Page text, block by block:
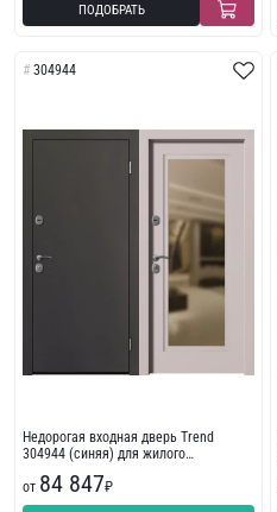
ПОДОБРАТЬ
304944
Недорогая входная дверь Trend
304944 (синяя) для жилого
от 84 847₽